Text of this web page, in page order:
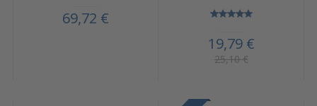
69,72 €
19,79 €
25,10 €